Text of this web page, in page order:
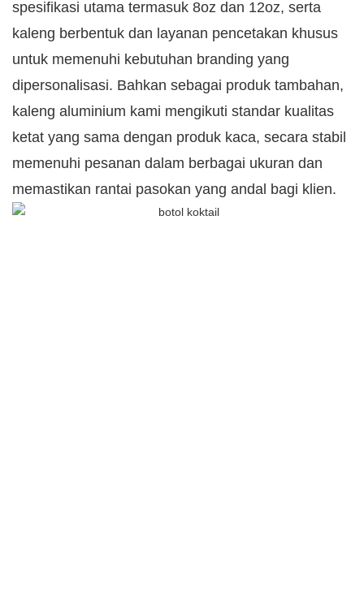
spesifikasi utama termasuk 8oz dan 12oz, serta
kaleng berbentuk dan layanan pencetakan khusus
untuk memenuhi kebutuhan branding yang
dipersonalisasi. Bahkan sebagai produk tambahan,
kaleng aluminium kami mengikuti standar kualitas
ketat yang sama dengan produk kaca, secara stabil
memenuhi pesanan dalam berbagai ukuran dan
memastikan rantai pasokan yang andal bagi klien.